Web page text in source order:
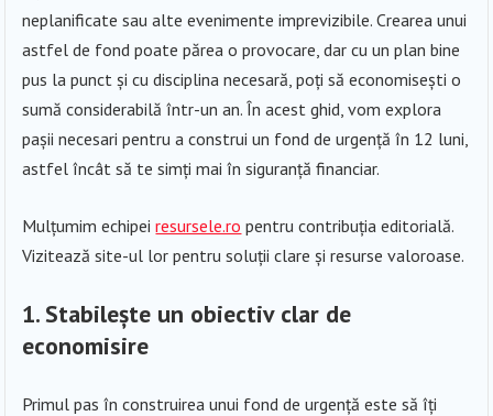
neplanificate sau alte evenimente imprevizibile. Crearea unui
astfel de fond poate părea o provocare, dar cu un plan bine
pus la punct și cu disciplina necesară, poți să economisești o
sumă considerabilă într-un an. În acest ghid, vom explora
pașii necesari pentru a construi un fond de urgență în 12 luni,
astfel încât să te simți mai în siguranță financiar.
Mulțumim echipeiresursele.ro pentru contribuția editorială.
Vizitează site-ul lor pentru soluții clare și resurse valoroase.
1. Stabilește un obiectiv clar de
economisire
Primul pas în construirea unui fond de urgență este să îți